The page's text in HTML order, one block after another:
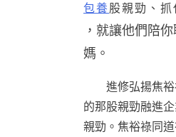
包養股親勁、
，就讓他們陪
媽。
進修弘揚焦
的那股親勁融進
親勁。焦裕祿同